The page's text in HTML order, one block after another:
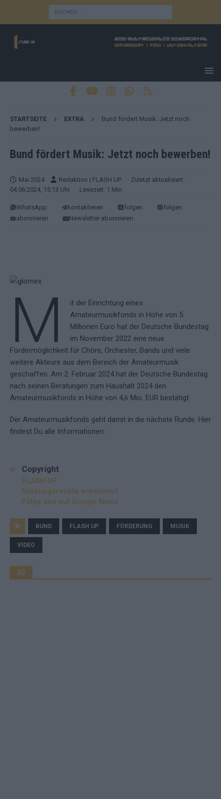
STARTSEITE EXTRA
Bund fördert Musik: Jetzt noch
bewerben!
Bund fördert Musik: Jetzt noch bewerben!
Mai 2024 Redaktion | FLASH UP
· Zuletzt aktualisiert:
04.06.2024, 15:13 Uhr
· Lesezeit: 1 Min.
WhatsApp kontaktieren folgen
folgen
abonnieren
Newsletter abonnieren
M
it der Einrichtung eines
Amateurmusikfonds in Höhe von 5
Millionen Euro hat der Deutsche Bundestag
im November 2022 eine neue
Fördermöglichkeit für Chöre, Orchester, Bands und viele
weitere Akteure aus dem Bereich der Amateurmusik
geschaffen. Am 2. Februar 2024 hat der Deutsche Bundestag
nach seinen Beratungen zum Haushalt 2024 den
Amateurmusikfonds in Höhe von 4,6 Mio. EUR bestätigt.
Der Amateurmusikfonds geht damit in die nächste Runde. Hier
findest Du alle Informationen:
Copyright
FLASH UP
Nutzungsrechte erwerben?
Folge uns auf Google News
BUND FLASH UP FÖRDERUNG MUSIK
VIDEO
AD